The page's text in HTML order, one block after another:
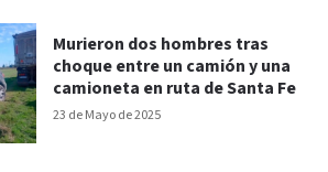
23 de Mayo de 2025
Murieron dos hombres tras
choque entre un camión y una
camioneta en ruta de Santa Fe